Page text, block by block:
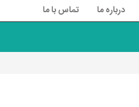
درباره ما تماس با ما